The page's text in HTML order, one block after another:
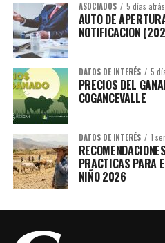
ASOCIADOS 5 días atrás
AUTO DE
NOTIFICACION
DATOS DE INTERÉS 5
PRECIOS DEL
COGANCEVALLE
DATOS DE INTERÉS 1
PRACTICAS PARA
NIÑO 2026